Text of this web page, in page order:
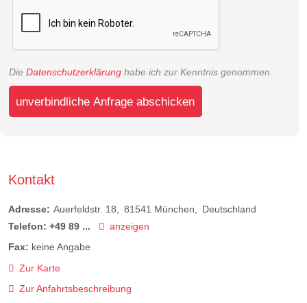
Die Datenschutzerklärung habe ich zur Kenntnis genommen.
unverbindliche Anfrage abschicken
Kontakt
Adresse: Auerfeldstr. 18 81541 München
Deutschland
Telefon: +49 89 ...
anzeigen
Fax: keine Angabe
Zur Karte
Zur Anfahrtsbeschreibung